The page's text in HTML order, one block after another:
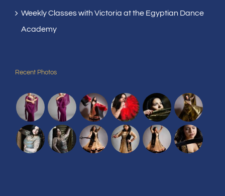
Weekly Classes with Victoria at the Egyptian Dance
Academy
Recent Photos